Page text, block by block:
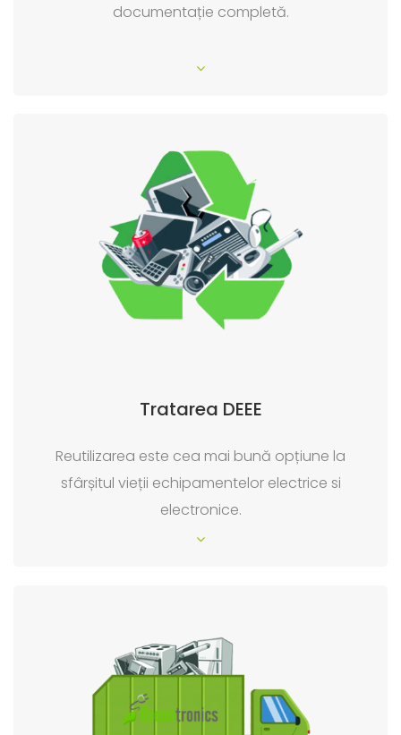
documentație completă.
Tratarea DEEE
Reutilizarea este cea mai bună opțiune la
sfârșitul vieții echipamentelor electrice si
electronice.